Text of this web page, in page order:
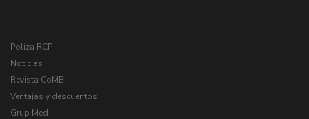
Poliza RCP
Noticias
Revista CoMB
Ventajas y descuentos
Grup Med